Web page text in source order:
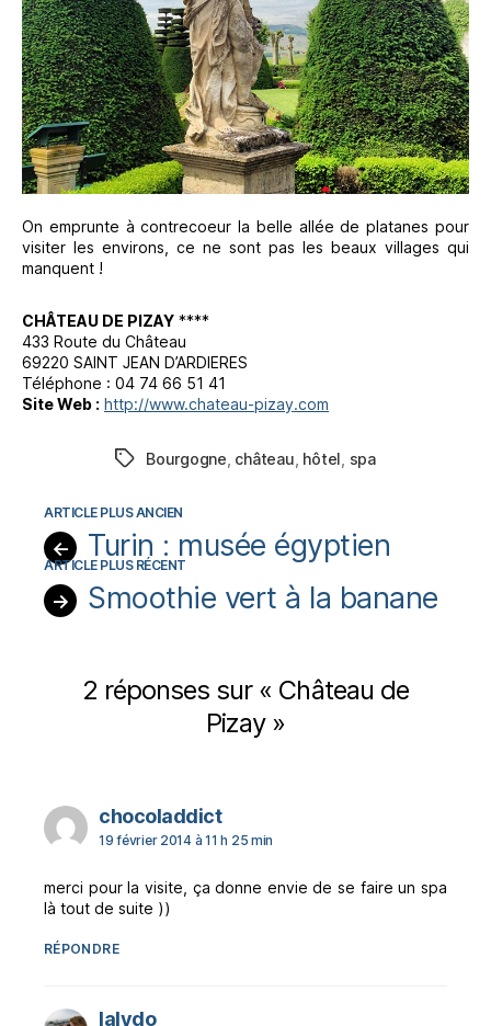
On emprunte à contrecoeur la belle allée de platanes pour
visiter les environs, ce ne sont pas les beaux villages qui
manquent !
CHÂTEAU DE PIZAY ****
433 Route du Château
69220 SAINT JEAN D’ARDIERES
Téléphone : 04 74 66 51 41
Site Web : http://www.chateau-pizay.com
Étiquettes
Bourgogne château hôtel spa
← Turin : musée égyptien
→ Smoothie vert à la banane
2 réponses sur « Château de
Pizay »
chocoladdictdit :
19 février 2014 à 11 h 25 min
merci pour la visite, ça donne envie de se faire un spa
là tout de suite ))
RÉPONDRE
lalydodit :